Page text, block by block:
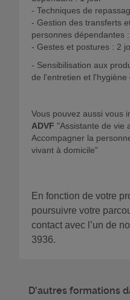
- Techniques de
- Gestion des transferts
personnes dépendantes
- Gestes et postures : 2
- Sensibilisation aux
de l'entretien et
Vous pouvez aussi vous
ADVF "Assistante de vie
Accompagner la
vivant à domicile"
En fonction de votre
poursuivre votre
contact avec l’un de
3936.
D'autres formations